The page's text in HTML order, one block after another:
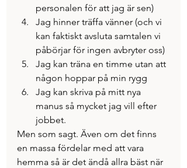
personalen för att jag är sen)
Jag hinner träffa vänner (och vi
kan faktiskt avsluta samtalen vi
påbörjar för ingen avbryter oss)
Jag kan träna en timme utan att
någon hoppar på min rygg
Jag kan skriva på mitt nya
manus så mycket jag vill efter
jobbet.
Men som sagt. Även om det finns
en massa fördelar med att vara
hemma så är det ändå allra bäst när